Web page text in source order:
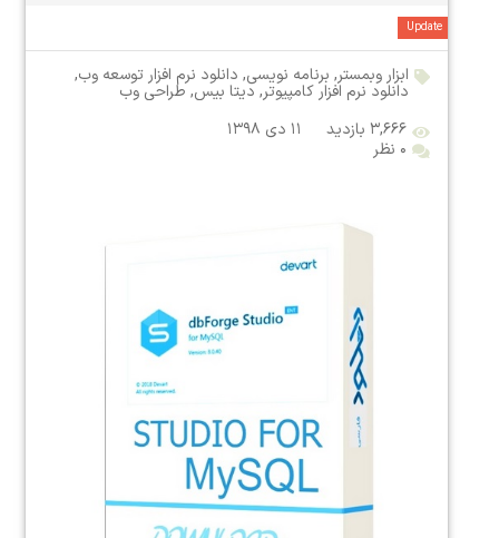
Update
ابزار وبمستر, برنامه نویسی, دانلود نرم افزار توسعه وب,
دانلود نرم افزار کامپیوتر, دیتا بیس, طراحی وب
۳,۶۶۶ بازدید
۱۱ دی ۱۳۹۸
۰ نظر